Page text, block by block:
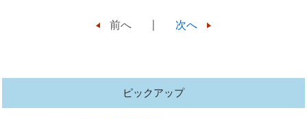
前へ 次へ
ピックアップ